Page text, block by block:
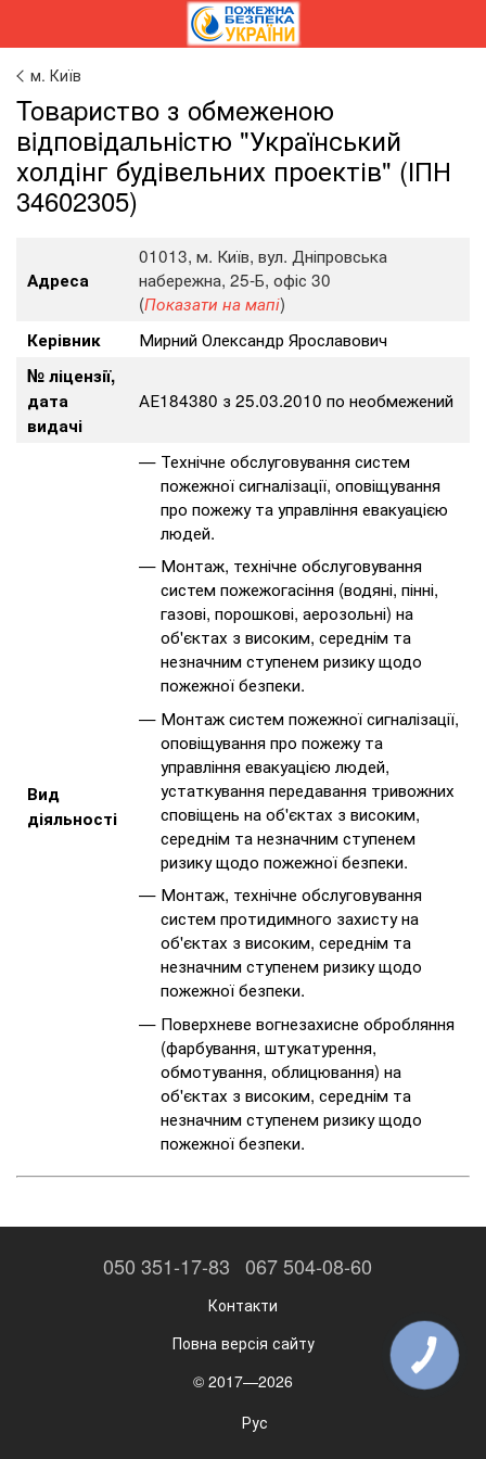
м. Київ
Toвapиcтвo з oбмeжeнoю
вiдпoвiдaльнicтю "Український
холдінг будівельних проектів" (ІПН
34602305)
Адреса
01013, м. Київ, вул. Дніпровська
набережна, 25-Б, офіс 30
(Показати на мапі)
Керівник
Мирний Олександр Ярославович
№ ліцензії,
дата
видачі
АЕ184380 з 25.03.2010 по необмежений
Вид
діяльності
Технічне обслуговування систем
пожежної сигналізації, оповіщування
про пожежу та управління евакуацією
людей.
Монтаж, технічне обслуговування
систем пожежогасіння (водяні, пінні,
газові, порошкові, аерозольні) на
об'єктах з високим, середнім та
незначним ступенем ризику щодо
пожежної безпеки.
Монтаж систем пожежної сигналізації,
оповіщування про пожежу та
управління евакуацією людей,
устаткування передавання тривожних
сповіщень на об'єктах з високим,
середнім та незначним ступенем
ризику щодо пожежної безпеки.
Монтаж, технічне обслуговування
систем протидимного захисту на
об'єктах з високим, середнім та
незначним ступенем ризику щодо
пожежної безпеки.
Поверхневе вогнезахисне обробляння
(фарбування, штукатурення,
обмотування, облицювання) на
об'єктах з високим, середнім та
незначним ступенем ризику щодо
пожежної безпеки.
050 351-17-83 067 504-08-60
Контакти
Повна версія сайту
© 2017—2026
Рус